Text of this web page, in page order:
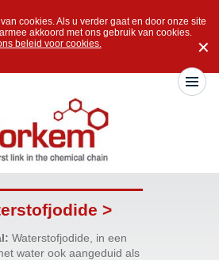
cookies. Als u verder gaat en door onze site
akkoord met ons gebruik van cookies.
beleid voor cookies.
✕
>
Waterstofjodide, in een
water ook aangeduid als